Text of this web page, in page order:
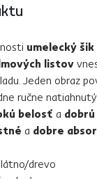
umelecký šik
listov
Jeden obraz
ručne
belosť a
a dobre
drevo